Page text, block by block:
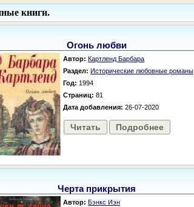
книги.
Огонь любви
Автор: Картленд Барбара
Раздел: Исторические любовные романы
Год: 1994
Страниц: 81
Дата добавления: 26-07-2020
Читать Подробнее
Черта прикрытия
Автор: Бэнкс Иэн